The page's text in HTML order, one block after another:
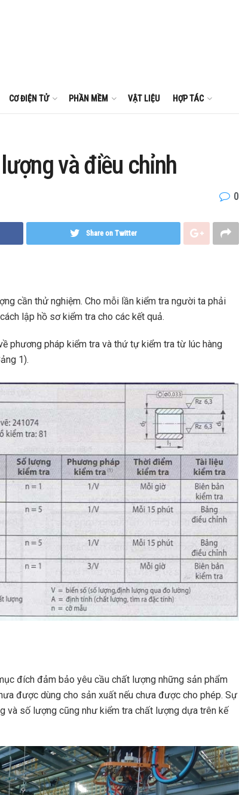
CƠ ĐIỆN TỬ PHẦN MỀM VẬT LIỆU HỢP TÁC
và điều chỉnh
0
Share on Twitter
cần thử nghiệm. Cho mỗi lần kiểm tra người ta phải
lập hồ sơ kiểm tra cho các kết quả.
pháp kiểm tra và thứ tự kiểm tra từ lúc hàng
1).
đích đảm bảo yêu cầu chất lượng những sản phẩm
được dùng cho sản xuất nếu chưa được cho phép. Sự
và số lượng cũng như kiểm tra chất lượng dựa trên kế